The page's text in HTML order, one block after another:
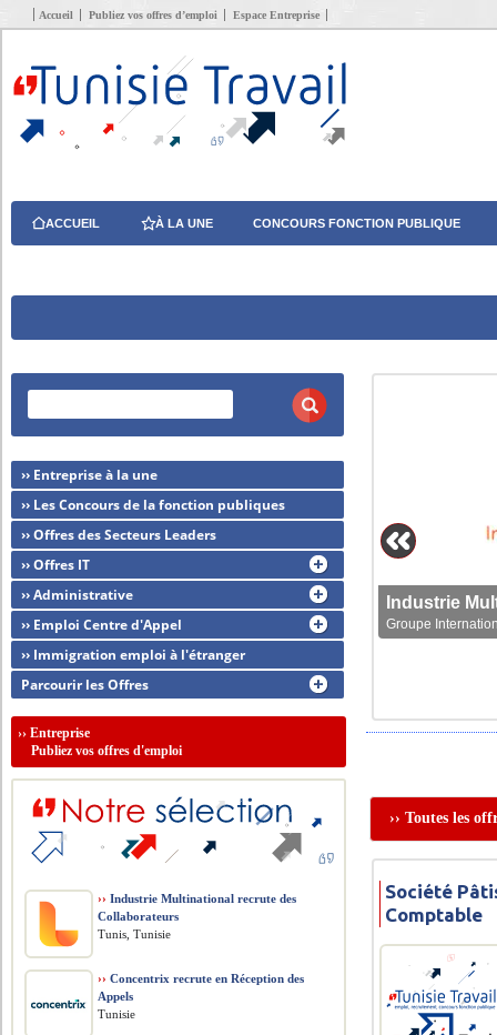
Accueil Publiez vos offres d’emploi Espace Entreprise
ACCUEIL À LA UNE CONCOURS FONCTION PUBLIQUE
Groupe
›› Toutes les
Société
Comptable
›› Entreprise à la une
›› Les Concours de la fonction publiques
›› Offres des Secteurs Leaders
›› Offres IT
›› Administrative
›› Emploi Centre d'Appel
›› Immigration emploi à l'étranger
Parcourir les Offres
››Entreprise
Publiez vos offres d'emploi
›› Industrie Multinational recrute des
Collaborateurs
Tunis, Tunisie
›› Concentrix recrute en Réception des
Appels
Tunisie